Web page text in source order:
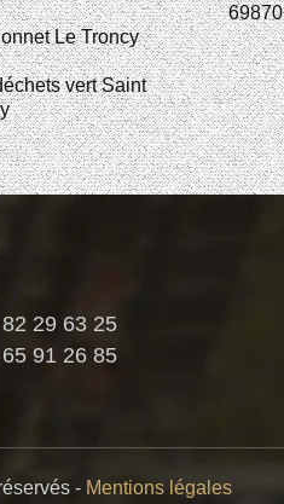
Le Troncy
vert Saint
69870
29 63 25
91 26 85
- Mentions légales